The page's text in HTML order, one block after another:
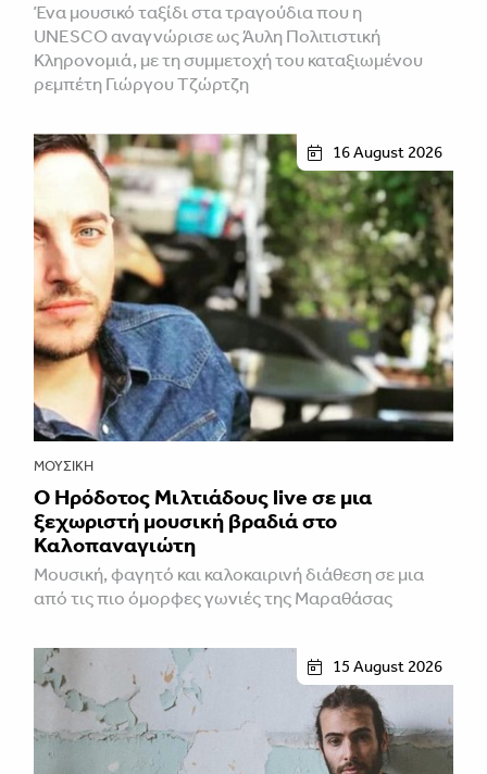
Ένα μουσικό ταξίδι στα τραγούδια που η
UNESCO αναγνώρισε ως Άυλη Πολιτιστική
Κληρονομιά, με τη συμμετοχή του καταξιωμένου
ρεμπέτη Γιώργου Τζώρτζη
16 August 2026
ΜΟΥΣΙΚΉ
Ο Ηρόδοτος Μιλτιάδους live σε μια
ξεχωριστή μουσική βραδιά στο
Καλοπαναγιώτη
Μουσική, φαγητό και καλοκαιρινή διάθεση σε μια
από τις πιο όμορφες γωνιές της Μαραθάσας
15 August 2026